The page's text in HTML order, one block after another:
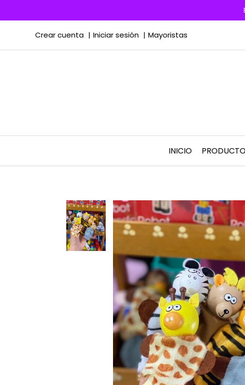
Crear cuenta Iniciar sesión Mayoristas
INICIO